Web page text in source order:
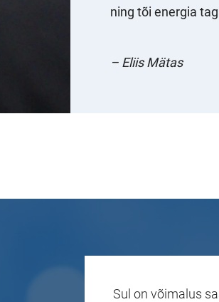
ning tõi energia
– Eliis Mätas
Sul on võimalus